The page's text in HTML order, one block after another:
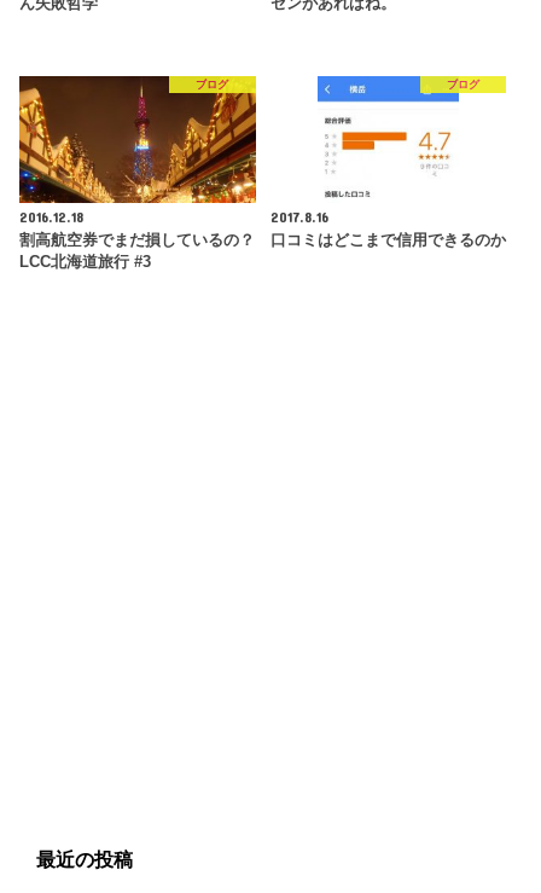
ブログ
2016.12.18
割高航空券でまだ損しているの？
LCC北海道旅行 #3
ブログ
2017.8.16
口コミはどこまで信用できるのか
最近の投稿